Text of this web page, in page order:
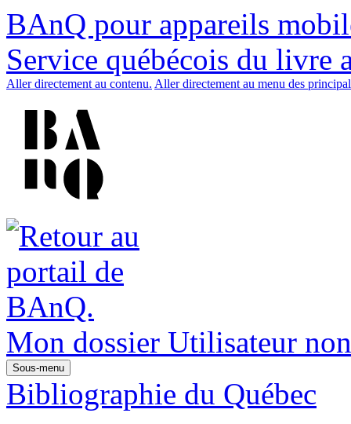
BAnQ pour appareils
Service québécois du livre
Aller directement au contenu. Aller directement au menu des
Mon dossier Utilisateur
Sous-menu
Bibliographie du Québec